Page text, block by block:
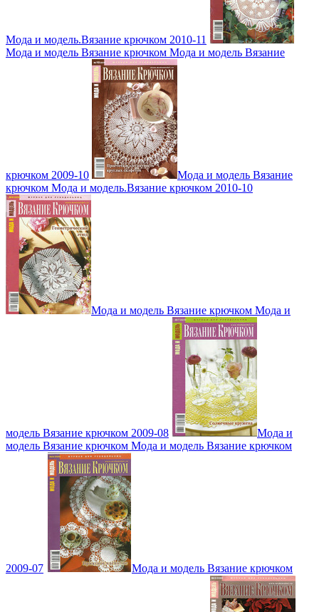
Мода и модель.Вязание крючком 2010-11
Мода и модель Вязание крючком Мода и модель Вязание
крючком 2009-10
Мода и модель Вязание
крючком Мода и модель.Вязание крючком 2010-10
Мода и модель Вязание крючком Мода и
модель Вязание крючком 2009-08
Мода и
модель Вязание крючком Мода и модель Вязание крючком
2009-07 Мода и модель Вязание крючком